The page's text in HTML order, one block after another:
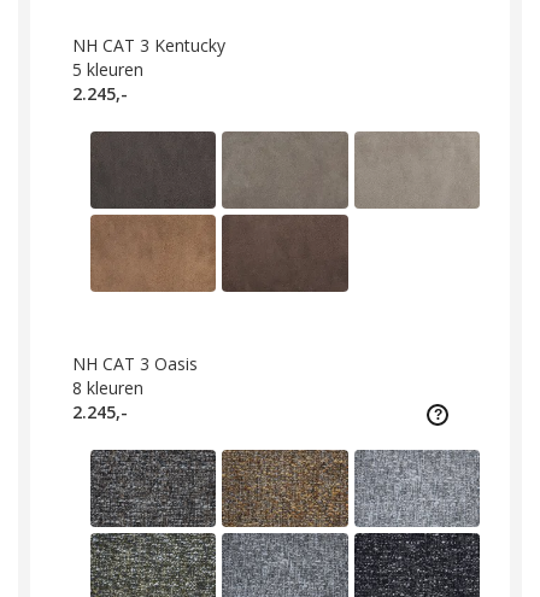
NH CAT 3 Kentucky
5 kleuren
2.245,-
NH CAT 3 Oasis
8 kleuren
2.245,-